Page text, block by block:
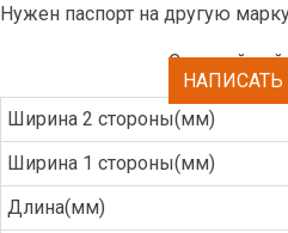
Нужен паспорт на другую
Средний
Ширина 2 стороны(мм)
Ширина 1 стороны(мм)
Длина(мм)